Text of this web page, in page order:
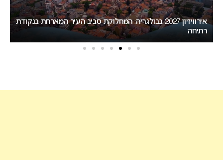
המירוץ לאירוויזיון 2027: בורגס בדרך לחטוף לסופיה את האירוח